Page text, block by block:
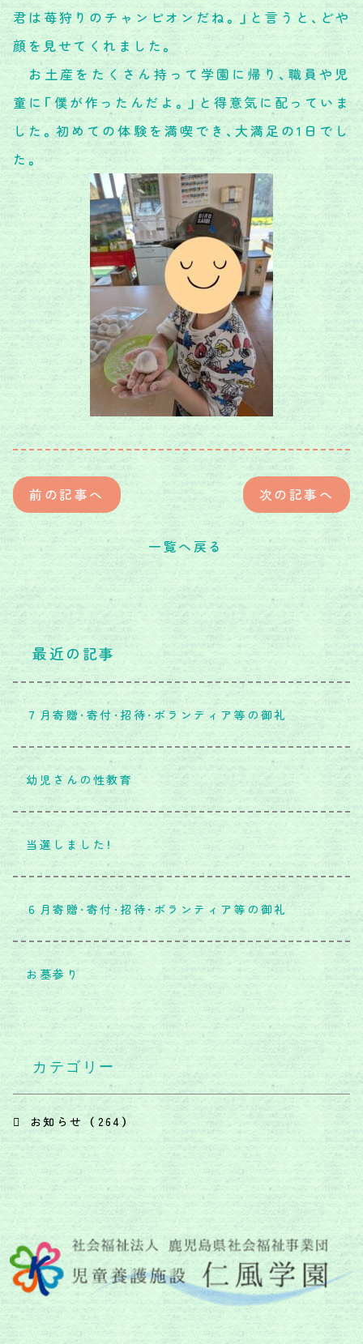
君は苺狩りのチャンピオンだね。」と言うと、どや
顔を見せてくれました。
お土産をたくさん持って学園に帰り、職員や児
童に「僕が作ったんだよ。」と得意気に配っていま
した。初めての体験を満喫でき、大満足の1日でし
た。
前の記事へ 次の記事へ
一覧へ戻る
最近の記事
７月寄贈・寄付・招待・ボランティア等の御礼
幼児さんの性教育
当選しました！
６月寄贈・寄付・招待・ボランティア等の御礼
お墓参り
カテゴリー
お知らせ （264）